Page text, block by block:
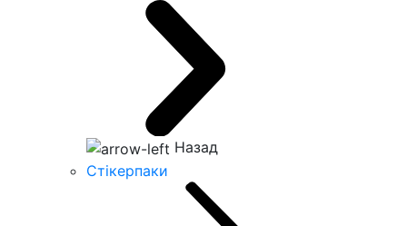
Назад
Стікерпаки